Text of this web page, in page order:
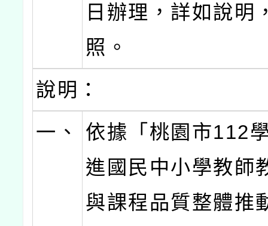
日辦理，詳如說明
照。
說明：
一、
依據「桃園市112
進國民中小學教師
與課程品質整體推